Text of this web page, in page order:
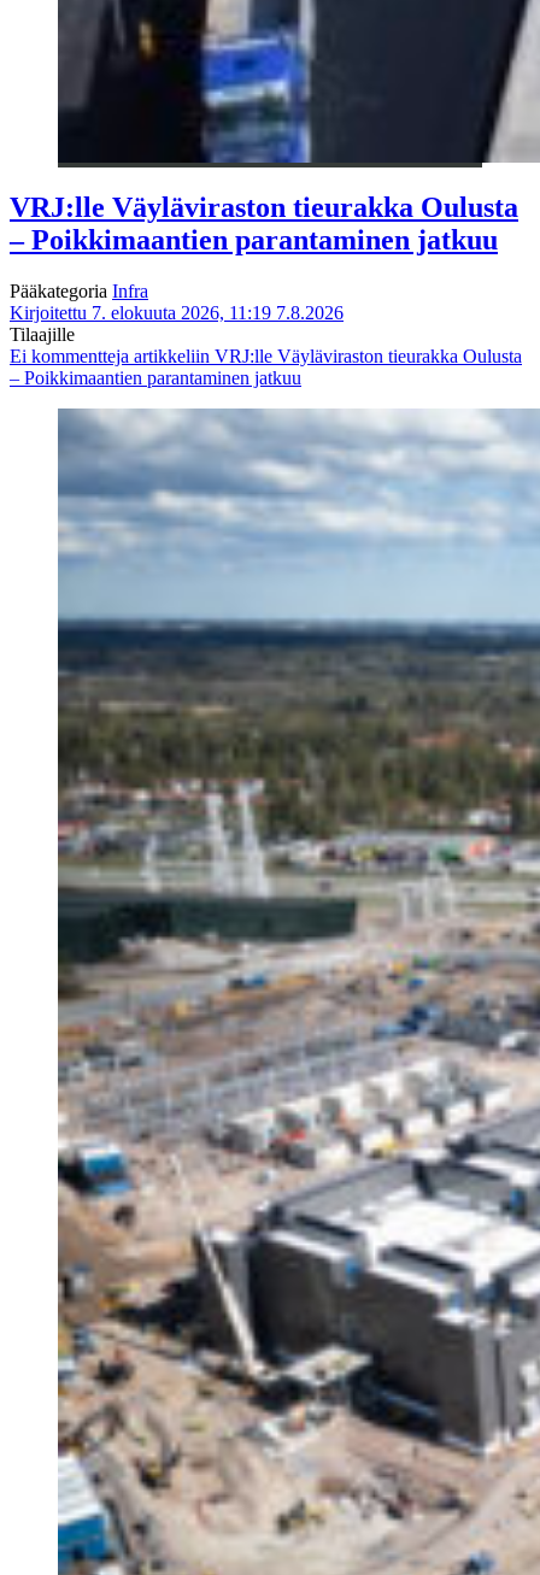
VRJ:lle Väyläviraston tieurakka Oulusta
– Poikkimaantien parantaminen jatkuu
Pääkategoria Infra
Kirjoitettu 7. elokuuta 2026, 11:19 7.8.2026
Tilaajille
Ei kommentteja artikkeliin VRJ:lle Väyläviraston tieurakka Oulusta
– Poikkimaantien parantaminen jatkuu